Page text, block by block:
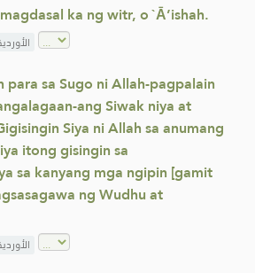
ka ng witr, o `Ā’ishah.
para sa Sugo ni Allah-pagpalain
ang Siwak niya at
Siya ni Allah sa anumang
itong gisingin sa
sa kanyang mga ngipin [gamit
ng Wudhu at